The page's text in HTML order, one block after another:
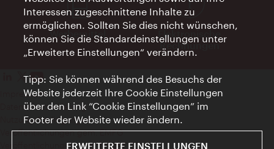
Werbemittel
Elektronische
Rechnungen
Impressum
Datenschutzerklärung
Nutzungsbedingungen
Veröffentlichungen gem. EMFG
Veröffentlichungen gem. MedKF‑TG
Interessen zugeschnittene Inhalte zu
ermöglichen. Sollten Sie dies nicht wünschen,
können Sie die Standardeinstellungen unter
„Erweiterte Einstellungen“ verändern.
Tipp: Sie können während des Besuchs der
Website jederzeit Ihre Cookie Einstellungen
über den Link “Cookie Einstellungen” im
Footer der Website wieder ändern.
ERWEITERTE EINSTELLUNGEN